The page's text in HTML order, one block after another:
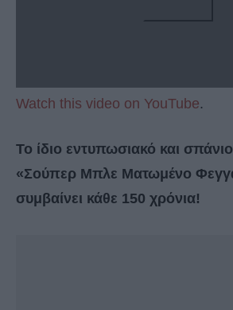
Watch this video on YouTube.
Το ίδιο εντυπωσιακό και σπάνιο
«Σούπερ Μπλε Ματωμένο
συμβαίνει κάθε 150 χρόνια!